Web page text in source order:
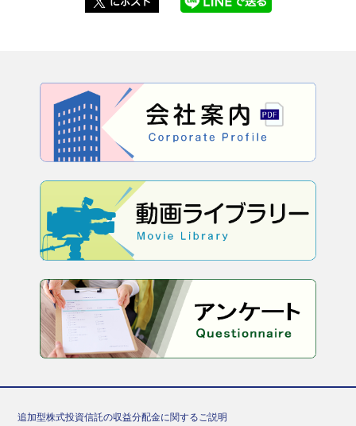
追加型株式投資信託の収益分配金に関するご説明